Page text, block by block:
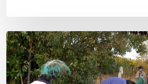
Conmemoración
del
Wiñoy